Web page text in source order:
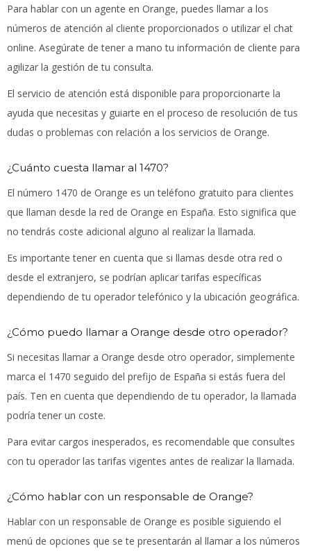
Para hablar con un agente en Orange, puedes llamar a los
números de atención al cliente proporcionados o utilizar el chat
online. Asegúrate de tener a mano tu información de cliente para
agilizar la gestión de tu consulta.
El servicio de atención está disponible para proporcionarte la
ayuda que necesitas y guiarte en el proceso de resolución de tus
dudas o problemas con relación a los servicios de Orange.
¿Cuánto cuesta llamar al 1470?
El número 1470 de Orange es un teléfono gratuito para clientes
que llaman desde la red de Orange en España. Esto significa que
no tendrás coste adicional alguno al realizar la llamada.
Es importante tener en cuenta que si llamas desde otra red o
desde el extranjero, se podrían aplicar tarifas específicas
dependiendo de tu operador telefónico y la ubicación geográfica.
¿Cómo puedo llamar a Orange desde otro operador?
Si necesitas llamar a Orange desde otro operador, simplemente
marca el 1470 seguido del prefijo de España si estás fuera del
país. Ten en cuenta que dependiendo de tu operador, la llamada
podría tener un coste.
Para evitar cargos inesperados, es recomendable que consultes
con tu operador las tarifas vigentes antes de realizar la llamada.
¿Cómo hablar con un responsable de Orange?
Hablar con un responsable de Orange es posible siguiendo el
menú de opciones que se te presentarán al llamar a los números